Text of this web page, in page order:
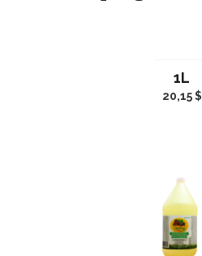
1L
20,15 $